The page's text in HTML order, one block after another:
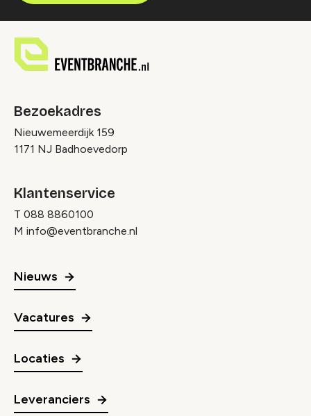
Bezoekadres
Nieuwemeerdijk 159
1171 NJ Badhoevedorp
Klantenservice
T 088 8860100
M info@eventbranche.nl
Nieuws
Vacatures
Locaties
Leveranciers